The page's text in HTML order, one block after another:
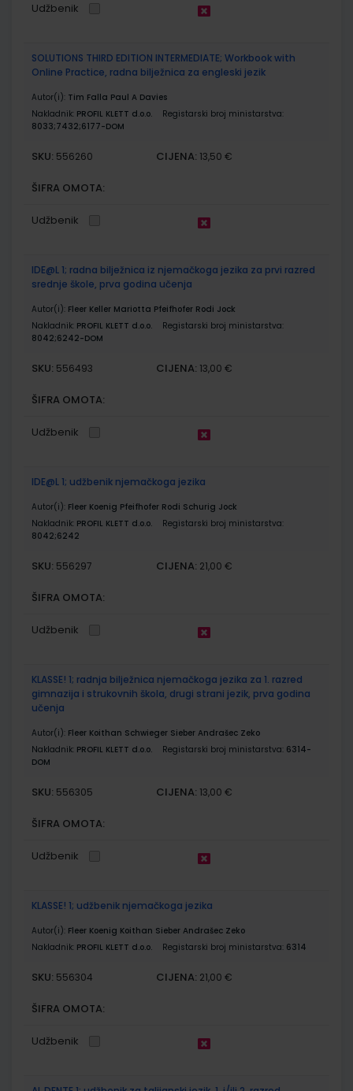
Udžbenik
SOLUTIONS THIRD EDITION INTERMEDIATE; Workbook with
Online Practice, radna bilježnica za engleski jezik
Autor(i): Tim Falla Paul A Davies
Nakladnik: PROFIL KLETT d.o.o.
Registarski broj ministarstva:
8033;7432;6177-DOM
SKU: 556260 CIJENA: 13,50 €
ŠIFRA OMOTA:
Udžbenik
IDE@L 1; radna bilježnica iz njemačkoga jezika za prvi razred
srednje škole, prva godina učenja
Autor(i): Fleer Keller Mariotta Pfeifhofer Rodi Jock
Nakladnik: PROFIL KLETT d.o.o.
Registarski broj ministarstva:
8042;6242-DOM
SKU: 556493 CIJENA: 13,00 €
ŠIFRA OMOTA:
Udžbenik
IDE@L 1; udžbenik njemačkoga jezika
Autor(i): Fleer Koenig Pfeifhofer Rodi Schurig Jock
Nakladnik: PROFIL KLETT d.o.o.
Registarski broj ministarstva:
8042;6242
SKU: 556297 CIJENA: 21,00 €
ŠIFRA OMOTA:
Udžbenik
KLASSE! 1; radnja bilježnica njemačkoga jezika za 1. razred
gimnazija i strukovnih škola, drugi strani jezik, prva godina
učenja
Autor(i): Fleer Koithan Schwieger Sieber Andrašec Zeko
Nakladnik: PROFIL KLETT d.o.o. Registarski broj ministarstva: 6314-
DOM
SKU: 556305 CIJENA: 13,00 €
ŠIFRA OMOTA:
Udžbenik
KLASSE! 1; udžbenik njemačkoga jezika
Autor(i): Fleer Koenig Koithan Sieber Andrašec Zeko
Nakladnik: PROFIL KLETT d.o.o. Registarski broj ministarstva: 6314
SKU: 556304 CIJENA: 21,00 €
ŠIFRA OMOTA:
Udžbenik